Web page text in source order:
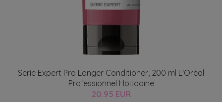
Serie Expert Pro Longer Conditioner, 200 ml L'Oréal
Professionnel Hoitoaine
20.95 EUR